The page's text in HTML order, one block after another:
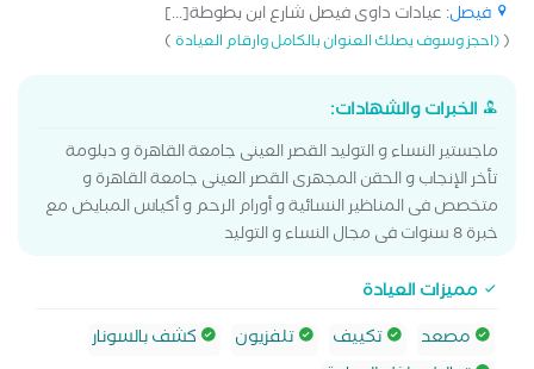
فيصل: عيادات داوى فيصل شارع ابن بطوطة[...]
((احجز وسوف يصلك العنوان بالكامل وارقام العيادة)
الخبرات والشهادات:
ماجستير النساء و التوليد القصر العينى جامعة القاهرة و دبلومة
تأخر الإنجاب و الحقن المجهرى القصر العينى جامعة القاهرة و
متخصص فى المناظير النسائية و أورام الرحم و أكياس المبايض مع
خبرة 8 سنوات فى مجال النساء و التوليد
مميزات العيادة
مصعد
تكييف تلفزيون
كشف بالسونار